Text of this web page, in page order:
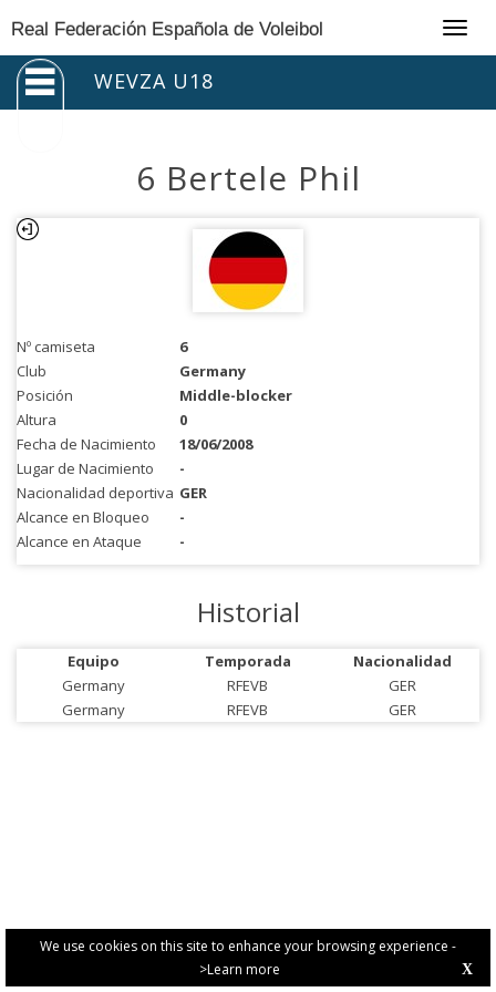
We use cookies on this site to enhance your browsing experience -
>Learn more
X
Real Federación Española de Voleibol
WEVZA U18
6 Bertele Phil
Nº camiseta
6
Club
Germany
Posición
Middle-blocker
Altura
0
Fecha de Nacimiento
18/06/2008
Lugar de Nacimiento
-
Nacionalidad deportiva GER
Alcance en Bloqueo
-
Alcance en Ataque
-
Historial
Equipo Temporada
Nacionalidad
Germany
RFEVB
GER
Germany
RFEVB GER